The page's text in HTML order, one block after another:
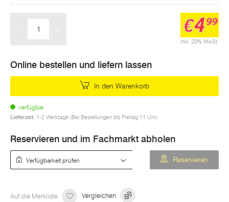
inkl. 20% MwSt.
€499
Online bestellen und liefern lassen
In den Warenkorb
verfügbar
Lieferzeit: 1-2 Werktage (Bei Bestellungen bis Freitag 11 Uhr)
Reservieren und im Fachmarkt abholen
Reservieren
Auf die Merkliste Vergleichen